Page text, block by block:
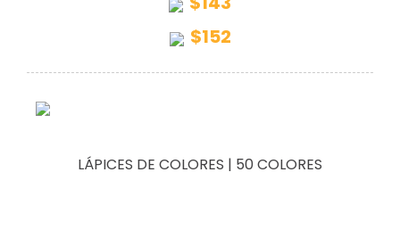
$152
LÁPICES DE COLORES | 50 COLORES